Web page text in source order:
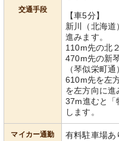
交通手段
【車5分】
新川（北海
進みます。
110m先の北
470m先の新
（琴似栄町通
610m先を左
を左方向に進
37m進むと「
します。
マイカー通勤 有料駐車場